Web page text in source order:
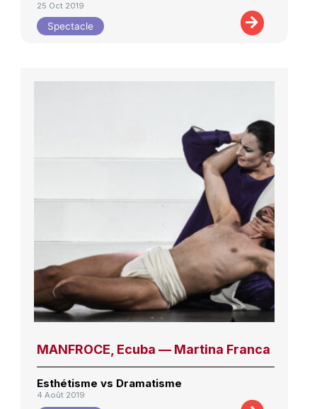
25 Oct 2019
Spectacle
MANFROCE, Ecuba — Martina Franca
Esthétisme vs Dramatisme
4 Août 2019